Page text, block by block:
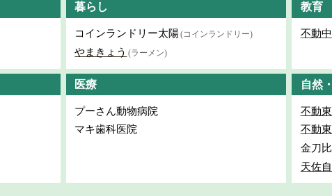
暮らし
コインランドリー太陽(コインランドリー)
やまきょう (ラーメン)
教育
不動
医療
プーさん動物病院
マキ歯科医院
自然
不動
不動
金刀
天佐